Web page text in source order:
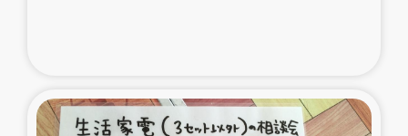
タイ国境ミャンマー移民子ども支援